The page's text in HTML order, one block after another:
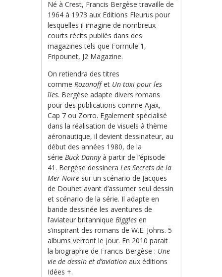
Né à Crest, Francis Bergèse travaille de
1964 à 1973 aux Editions Fleurus pour
lesquelles il imagine de nombreux
courts récits publiés dans des
magazines tels que Formule 1,
Fripounet, J2 Magazine.
On retiendra des titres
commeRozanoffet Un taxi pour les
îles. Bergèse adapte divers romans
pour des publications comme Ajax,
Cap 7 ou Zorro. Egalement spécialisé
dans la réalisation de visuels à thème
aéronautique, il devient dessinateur, au
début des années 1980, de la
sérieBuck Dannyà partir de l’épisode
41. Bergèse dessineraLes Secrets de la
Mer Noire sur un scénario de Jacques
de Douhet avant d’assumer seul dessin
et scénario de la série. Il adapte en
bande dessinée les aventures de
l’aviateur britanniqueBigglesen
s’inspirant des romans de W.E. Johns. 5
albums verront le jour. En 2010 parait
la biographie de Francis Bergèse : Une
vie de dessin et d’aviation aux éditions
Idées +.